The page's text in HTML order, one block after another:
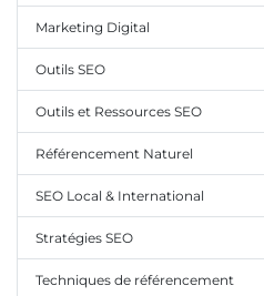
Marketing Digital
Outils SEO
Outils et Ressources SEO
Référencement Naturel
SEO Local & International
Stratégies SEO
Techniques de référencement